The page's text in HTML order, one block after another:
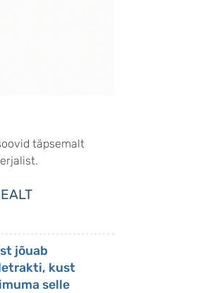
täpsemalt
jõuab
kust
selle